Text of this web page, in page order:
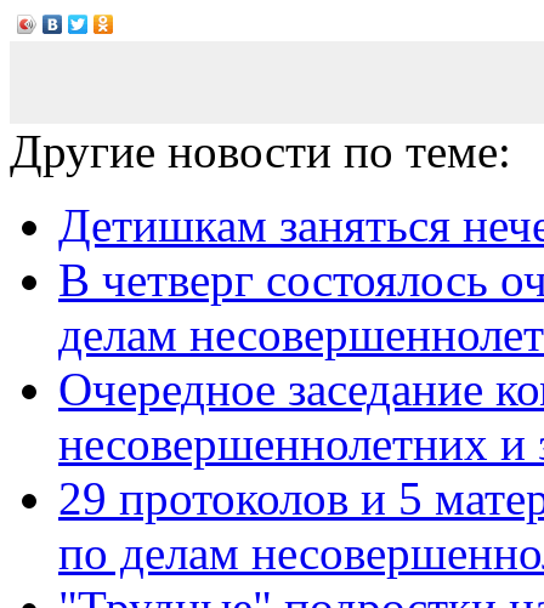
Другие новости по теме:
Детишкам заняться
В четверг состоялось
делам
Очередное заседание
несовершеннолетних и
29 протоколов и 5
по делам